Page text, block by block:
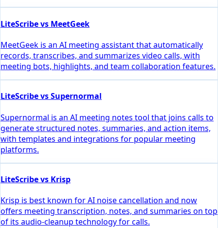
LiteScribe vs MeetGeek
MeetGeek is an AI meeting assistant that automatically
records, transcribes, and summarizes video calls, with
meeting bots, highlights, and team collaboration features.
LiteScribe vs Supernormal
Supernormal is an AI meeting notes tool that joins calls to
generate structured notes, summaries, and action items,
with templates and integrations for popular meeting
platforms.
LiteScribe vs Krisp
Krisp is best known for AI noise cancellation and now
offers meeting transcription, notes, and summaries on top
of its audio-cleanup technology for calls.